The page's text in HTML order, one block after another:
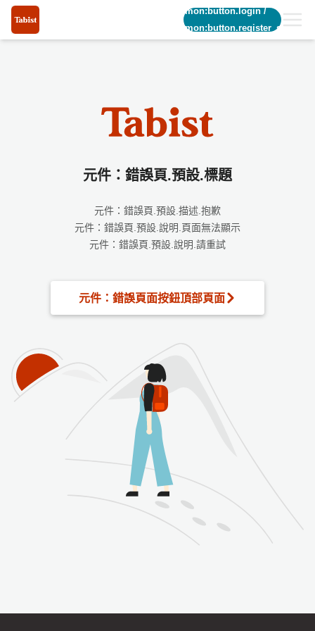
common:button.login/
common:button.register_short
元件：錯誤頁.預設.標題
元件：錯誤頁.預設.描述.抱歉
元件：錯誤頁.預設.說明.頁面無法顯示
元件：錯誤頁.預設.說明.請重試
元件：錯誤頁面按鈕頂部頁面